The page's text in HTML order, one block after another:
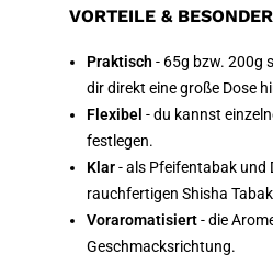
VORTEILE &
Praktisch - 65g bzw. 200g
dir direkt eine große Dose
Flexibel - du kannst
festlegen.
Klar- als Pfeifentabak und
rauchfertigen Shisha
Voraromatisiert- die
Geschmacksrichtung.